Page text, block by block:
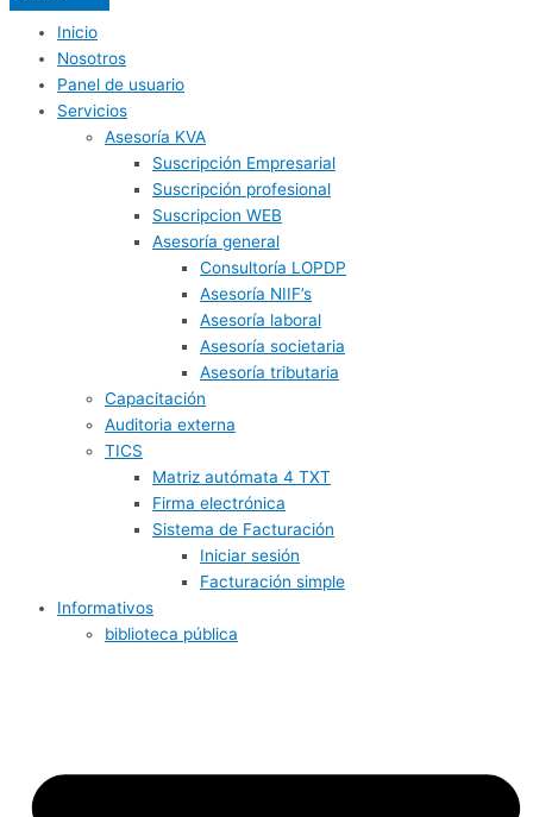
Inicio
Nosotros
Panel de usuario
Servicios
Asesoría KVA
Suscripción Empresarial
Suscripción profesional
Suscripcion WEB
Asesoría general
Consultoría LOPDP
Asesoría NIIF’s
Asesoría laboral
Asesoría societaria
Asesoría tributaria
Capacitación
Auditoria externa
TICS
Matriz autómata 4 TXT
Firma electrónica
Sistema de Facturación
Iniciar sesión
Facturación simple
Informativos
biblioteca pública